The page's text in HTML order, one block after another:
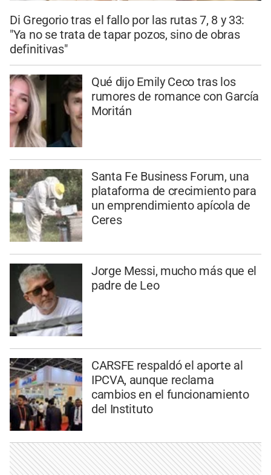
Di Gregorio tras el fallo por las rutas 7, 8 y 33:
"Ya no se trata de tapar pozos, sino de obras
definitivas"
Qué dijo Emily Ceco tras los
rumores de romance con García
Moritán
Santa Fe Business Forum, una
plataforma de crecimiento para
un emprendimiento apícola de
Ceres
Jorge Messi, mucho más que el
padre de Leo
CARSFE respaldó el aporte al
IPCVA, aunque reclama
cambios en el funcionamiento
del Instituto